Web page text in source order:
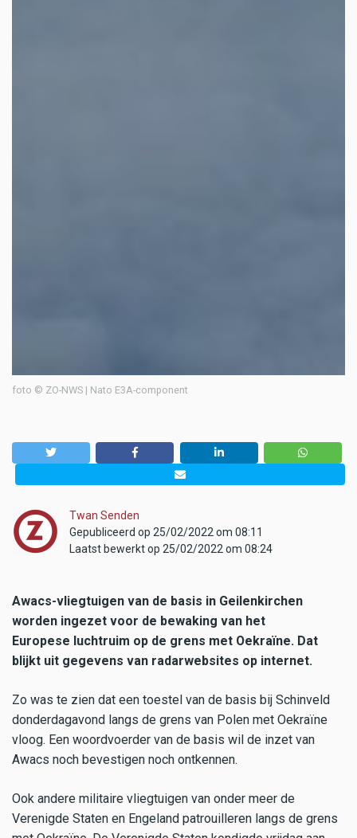
foto © ZO-NWS | Nato E3A-component
Twan Senden
Gepubliceerd op 25/02/2022 om 08:11
Laatst bewerkt op 25/02/2022 om 08:24
Awacs-vliegtuigen van de basis in Geilenkirchen
worden ingezet voor de bewaking van het
Europese luchtruim op de grens met Oekraïne. Dat
blijkt uit gegevens van radarwebsites op internet.
Zo was te zien dat een toestel van de basis bij Schinveld
donderdagavond langs de grens van Polen met Oekraïne
vloog. Een woordvoerder van de basis wil de inzet van
Awacs noch bevestigen noch ontkennen.
Ook andere militaire vliegtuigen van onder meer de
Verenigde Staten en Engeland patrouilleren langs de grens